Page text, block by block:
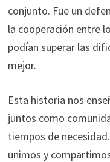
conjunto. Fue un
la cooperación entre
podían superar las
mejor.
Esta historia nos
juntos como
tiempos de
unimos y